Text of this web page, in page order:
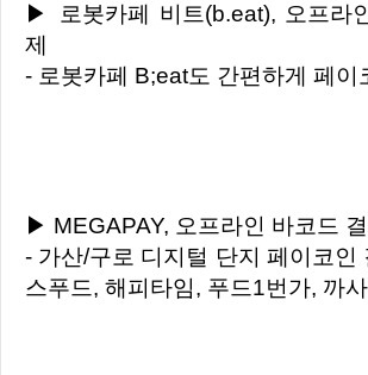
▶ 로봇카페 비트(b.eat), 오프라인 & 온라인 결
제
- 로봇카페 B;eat도 간편하게 페이
▶ MEGAPAY, 오프라인 바코드 결
- 가산/구로 디지털 단지 페이코인
스푸드, 해피타임, 푸드1번가, 까